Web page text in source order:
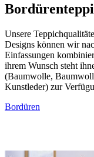
Unsere
Designs können wir
Einfassungen
ihrem Wunsch steht
(Baumwolle,
Kunstleder) zur
Bordüren